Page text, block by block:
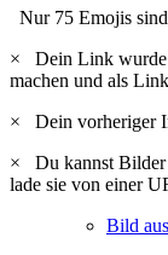
Nur 75 Emojis
×
Dein Link wurde
machen und als
×
Dein vorheriger
×
Du kannst
lade sie von einer
Bild